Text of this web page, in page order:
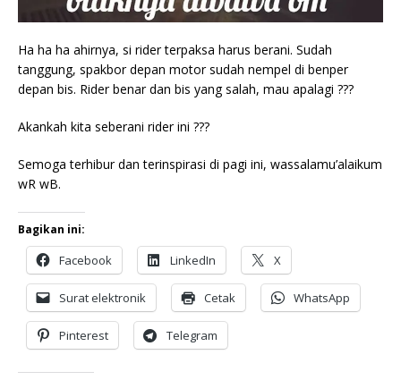
Ha ha ha ahirnya, si rider terpaksa harus berani. Sudah
tanggung, spakbor depan motor sudah nempel di benper
depan bis. Rider benar dan bis yang salah, mau apalagi ???
Akankah kita seberani rider ini ???
Semoga terhibur dan terinspirasi di pagi ini, wassalamu’alaikum
wR wB.
Bagikan ini:
Facebook LinkedIn X
Surat elektronik Cetak WhatsApp
Pinterest Telegram